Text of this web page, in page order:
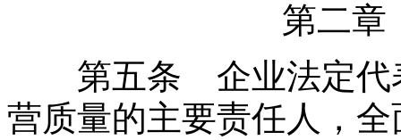
第二
第五条 企业法定代表
营质量的主要责任人，